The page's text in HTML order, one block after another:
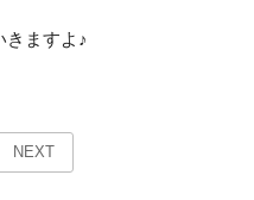
きますよ♪
NEXT